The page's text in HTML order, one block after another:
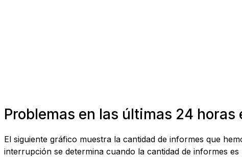
Problemas en las últimas 24 horas
El siguiente gráfico muestra la cantidad de informes que
interrupción se determina cuando la cantidad de informes